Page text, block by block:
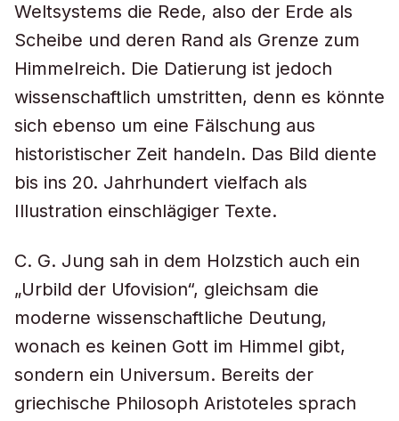
Weltsystems die Rede, also der Erde als
Scheibe und deren Rand als Grenze zum
Himmelreich. Die Datierung ist jedoch
wissenschaftlich umstritten, denn es könnte
sich ebenso um eine Fälschung aus
historistischer Zeit handeln. Das Bild diente
bis ins 20. Jahrhundert vielfach als
Illustration einschlägiger Texte.
C. G. Jung sah in dem Holzstich auch ein
„Urbild der Ufovision“, gleichsam die
moderne wissenschaftliche Deutung,
wonach es keinen Gott im Himmel gibt,
sondern ein Universum. Bereits der
griechische Philosoph Aristoteles sprach